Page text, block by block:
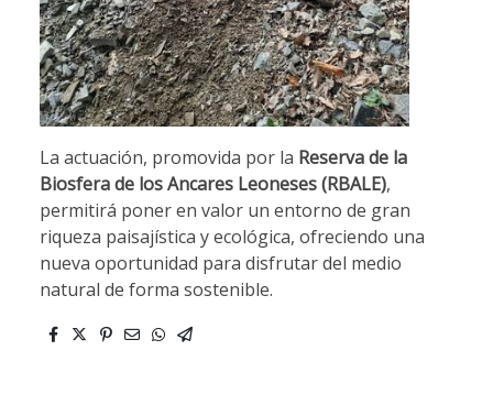
La actuación, promovida por la Reserva de la
Biosfera de los Ancares Leoneses (RBALE),
permitirá poner en valor un entorno de gran
riqueza paisajística y ecológica, ofreciendo una
nueva oportunidad para disfrutar del medio
natural de forma sostenible.